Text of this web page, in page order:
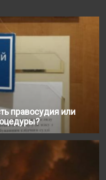
правосудия или